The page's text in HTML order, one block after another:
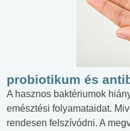
probiotikum és
A hasznos baktériumok
emésztési folyamataidat.
rendesen felszívódni. A